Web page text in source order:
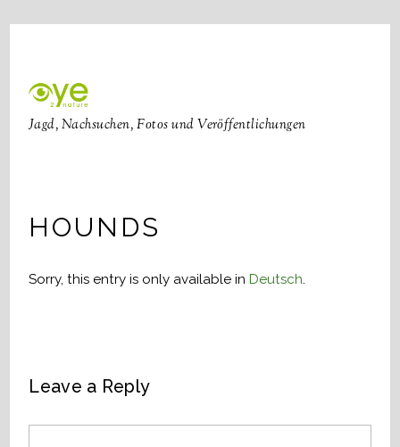
Jagd, Nachsuchen, Fotos und Veröffentlichungen
HOUNDS
Sorry, this entry is only available inDeutsch.
Leave a Reply